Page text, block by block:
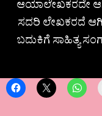
ಆಯಾಲೇಖಕರದೇ
ಸದರಿ ಲೇಖಕರದೆ
ಬದುಕಿಗೆ ಸಾಹಿತ್ಯ